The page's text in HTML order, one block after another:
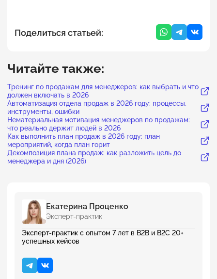
Поделиться статьей:
Читайте также:
Тренинг по продажам для менеджеров: как выбрать и что
должен включать в 2026
Автоматизация отдела продаж в 2026 году: процессы,
инструменты, ошибки
Нематериальная мотивация менеджеров по продажам:
что реально держит людей в 2026
Как выполнить план продаж в 2026 году: план
мероприятий, когда план горит
Декомпозиция плана продаж: как разложить цель до
менеджера и дня (2026)
Екатерина Проценко
Эксперт-практик
Эксперт-практик с опытом 7 лет в B2B и B2C 20+
успешных кейсов